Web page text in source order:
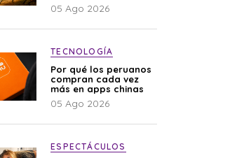
05 Ago 2026
TECNOLOGÍA
Por qué los peruanos
compran cada vez
más en apps chinas
05 Ago 2026
ESPECTÁCULOS